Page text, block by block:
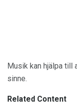
Musik kan hjälpa till
sinne.
Related Content